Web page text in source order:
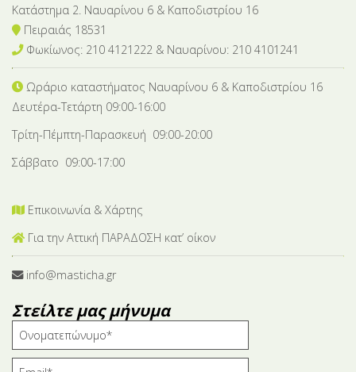
Κατάστημα 2. Ναυαρίνου 6 & Καποδιστρίου 16
Πειραιάς 18531
Φωκίωνος: 210 4121222 & Nαυαρίνου: 210 4101241
Ωράριο καταστήματος Ναυαρίνου 6 & Καποδιστρίου 16
Δευτέρα-Tετάρτη 09:00-16:00
Τρίτη-Πέμπτη-Παρασκευή 09:00-20:00
Σάββατο 09:00-17:00
Επικοινωνία & Χάρτης
Για την Αττική ΠΑΡΑΔΟΣΗ κατ’ οίκον
info@masticha.gr
Στείλτε μας μήνυμα